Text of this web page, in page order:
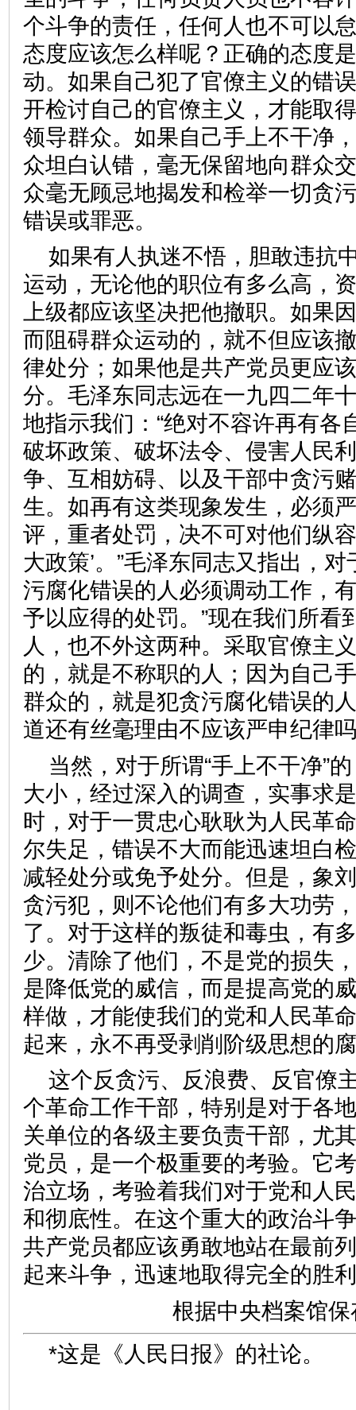
个斗争的责任，任何人也不可以
态度应该怎么样呢？正确的态度
动。如果自己犯了官僚主义的错
开检讨自己的官僚主义，才能取
领导群众。如果自己手上不干净
众坦白认错，毫无保留地向群众
众毫无顾忌地揭发和检举一切贪
错误或罪恶。
如果有人执迷不悟，胆敢违抗
运动，无论他的职位有多么高，
上级都应该坚决把他撤职。如果
而阻碍群众运动的，就不但应该
律处分；如果他是共产党员更应
分。毛泽东同志远在一九四二年
地指示我们：“绝对不容许再有各
破坏政策、破坏法令、侵害人民
争、互相妨碍、以及干部中贪污
生。如再有这类现象发生，必须
评，重者处罚，决不可对他们纵
大政策’。”毛泽东同志又指出，
污腐化错误的人必须调动工作，
予以应得的处罚。”现在我们所看
人，也不外这两种。采取官僚主
的，就是不称职的人；因为自己
群众的，就是犯贪污腐化错误的
道还有丝毫理由不应该严申纪律
当然，对于所谓“手上不干净”
大小，经过深入的调查，实事求
时，对于一贯忠心耿耿为人民革
尔失足，错误不大而能迅速坦白
减轻处分或免予处分。但是，象
贪污犯，则不论他们有多大功劳
了。对于这样的叛徒和毒虫，有
少。清除了他们，不是党的损失
是降低党的威信，而是提高党的
样做，才能使我们的党和人民革
起来，永不再受剥削阶级思想的
这个反贪污、反浪费、反官僚
个革命工作干部，特别是对于各
关单位的各级主要负责干部，尤
党员，是一个极重要的考验。它
治立场，考验着我们对于党和人
和彻底性。在这个重大的政治斗
共产党员都应该勇敢地站在最前
起来斗争，迅速地取得完全的胜
根据中央档案馆
*这是《人民日报》的社论。